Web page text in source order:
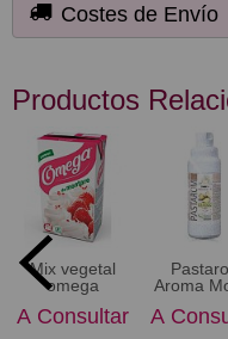
Costes de Envío
Productos
Mix vegetal
omega
A Consultar
Aroma
A